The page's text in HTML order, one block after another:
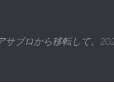
サブロから移転して、